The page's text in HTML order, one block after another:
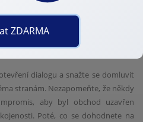
představu o hodnotě vaší
možné nabídky. Znalost aktuálních
co můžete očekávat a jak se
dialogu a snažte se domluvit
stranám. Nezapomeňte, že někdy
aby byl obchod uzavřen
Poté, co se dohodnete na
ZDARMA